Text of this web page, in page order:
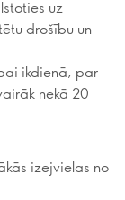
uz
drošību un
ikdienā, par
nekā 20
izejvielas no